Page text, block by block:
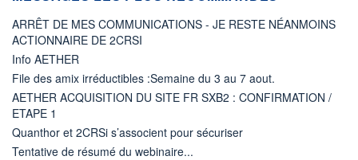
ARRÊT DE MES COMMUNICATIONS - JE RESTE NÉANMOINS
ACTIONNAIRE DE 2CRSI
Info AETHER
File des amix irréductibles :Semaine du 3 au 7 aout.
AETHER ACQUISITION DU SITE FR SXB2 : CONFIRMATION /
ETAPE 1
Quanthor et 2CRSi s’associent pour sécuriser
Tentative de résumé du webinaire...